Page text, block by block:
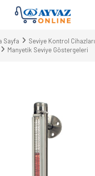
Sayfa
Seviye Kontrol Cihazları
Manyetik Seviye Göstergeleri